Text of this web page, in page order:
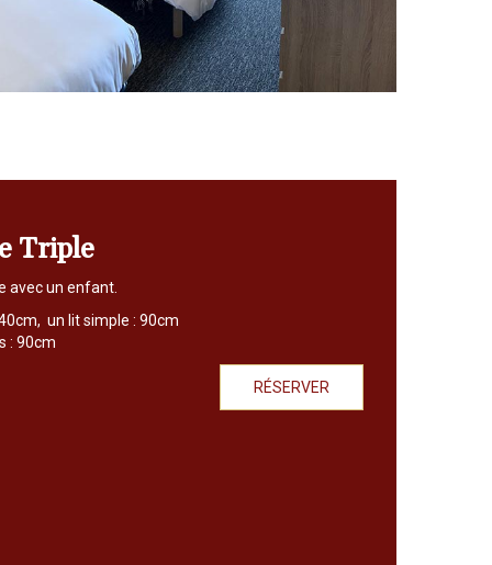
Triple
avec un enfant.
un lit simple : 90cm
: 90cm
RÉSERVER